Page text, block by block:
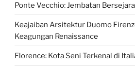
Ponte Vecchio: Jembatan
Keajaiban Arsitektur Duomo
Keagungan Renaissance
Florence: Kota Seni Terkenal di